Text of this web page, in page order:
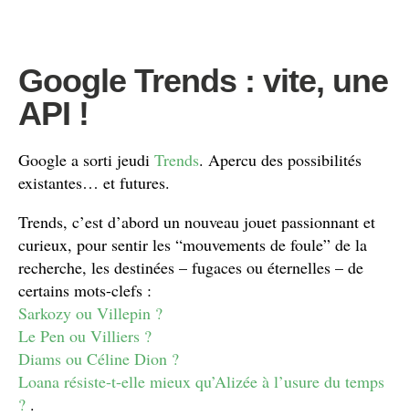
Google Trends : vite, une
API !
Google a sorti jeudi Trends. Apercu des possibilités
existantes… et futures.
Trends, c’est d’abord un nouveau jouet passionnant et
curieux, pour sentir les “mouvements de foule” de la
recherche, les destinées – fugaces ou éternelles – de
certains mots-clefs :
Sarkozy ou Villepin ?
Le Pen ou Villiers ?
Diams ou Céline Dion ?
Loana résiste-t-elle mieux qu’Alizée à l’usure du temps
? .